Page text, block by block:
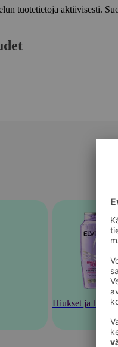
tuotetietoja aktiivisesti.
Hiukset ja